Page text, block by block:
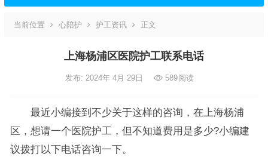
当前位置 心陪护 护工资讯 正文
上海杨浦区医院护工联系电话
发布: 2024年 4月 29日 589阅读
最近小编接到不少关于这样的咨询，在上海杨浦
区，想请一个医院护工，但不知道费用是多少?小编建
议拨打以下电话咨询一下。